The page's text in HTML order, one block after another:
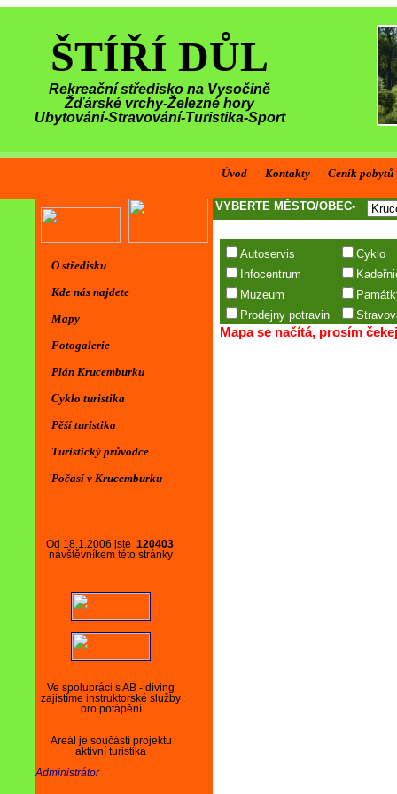
ŠTÍŘÍ DŮL
Rekreační středisko na Vysočině
Žďárské vrchy-Železné hory
Ubytování-Stravování-Turistika-Sport
Úvod Kontakty Ceník pobytů
Od 18.1.2006 jste 120403
návštěvníkem této stránky
Ve spolupráci s AB - diving
zajistíme instruktorské služby
pro potápění
Areál je součástí projektu
aktivní turistika
Administrátor
O středisku
Kde nás najdete
Mapy
Fotogalerie
Plán Krucemburku
Cyklo turistika
Pěší turistika
Turistický průvodce
Počasí v Krucemburku